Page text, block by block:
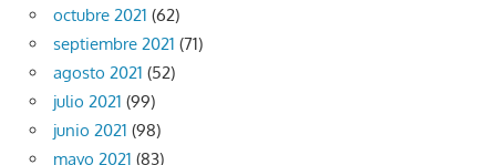
octubre 2021 (62)
septiembre 2021 (71)
agosto 2021 (52)
julio 2021 (99)
junio 2021 (98)
mayo 2021 (83)